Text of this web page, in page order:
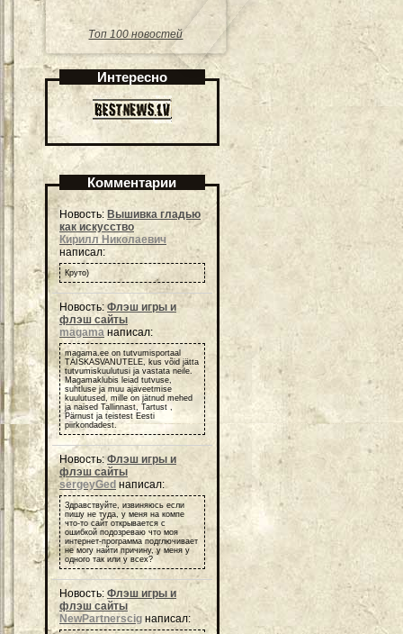
Топ 100 новостей
Интересно
Комментарии
Новость: Вышивка гладью
как искусство
Кирилл Николаевич
написал:
Круто)
Новость: Флэш игры и
флэш сайты
magama написал:
magama.ee on tutvumisportaal
TÄISKASVANUTELE, kus võid jätta
tutvumiskuulutusi ja vastata neile.
Magamaklubis leiad tutvuse,
suhtluse ja muu ajaveetmise
kuulutused, mille on jätnud mehed
ja naised Tallinnast, Tartust ,
Pärnust ja teistest Eesti
piirkondadest.
Новость:Флэш игры и
флэш сайты
sergeyGed написал:
Здравствуйте, извиняюсь если
пишу не туда, у меня на компе
что-то сайт открывается с
ошибкой подозреваю что моя
интернет-программа подглючивает
не могу найти причину, у меня у
одного так или у всех?
Новость: Флэш игры и
флэш сайты
NewPartnerscig написал: